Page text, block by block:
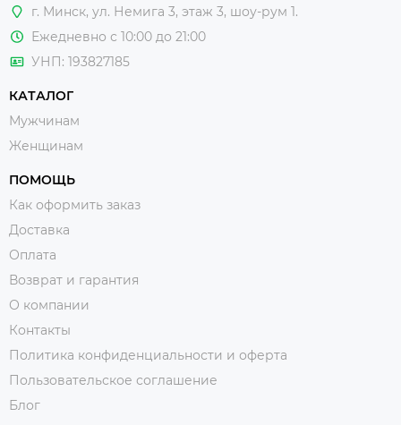
Мужские брюки и штаны отлично сочетаются
с рубашками и блейзерами
Если вы предпочитаете
разнообразия, то внимательно изучите собранные
варианты и, если что-то заинтересует, приезжайте
г. Минск, ул. Немига 3, этаж 3, шоу-рум 1.
Ежедневно с 10:00 до 21:00
УНП: 193827185
КАТАЛОГ
Мужчинам
Женщинам
ПОМОЩЬ
Как оформить заказ
Доставка
Оплата
Возврат и гарантия
О компании
Контакты
Политика конфиденциальности и оферта
Пользовательское соглашение
Блог